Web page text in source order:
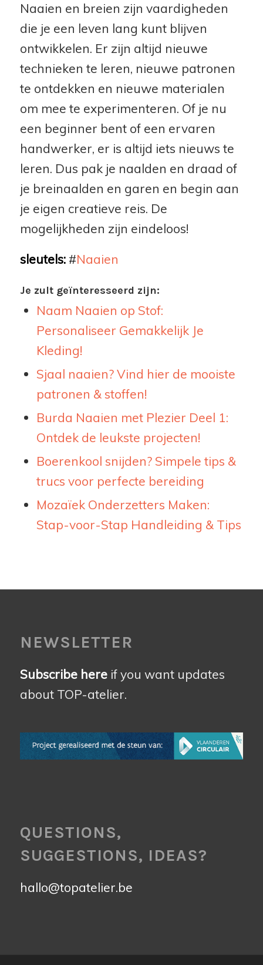
Naaien en breien zijn vaardigheden
die je een leven lang kunt blijven
ontwikkelen. Er zijn altijd nieuwe
technieken te leren, nieuwe patronen
te ontdekken en nieuwe materialen
om mee te experimenteren. Of je nu
een beginner bent of een ervaren
handwerker, er is altijd iets nieuws te
leren. Dus pak je naalden en draad of
je breinaalden en garen en begin aan
je eigen creatieve reis. De
mogelijkheden zijn eindeloos!
sleutels:#Naaien
Je zult geïnteresseerd zijn:
Naam Naaien op Stof:
Personaliseer Gemakkelijk Je
Kleding!
Sjaal naaien? Vind hier de mooiste
patronen & stoffen!
Burda Naaien met Plezier Deel 1:
Ontdek de leukste projecten!
Boerenkool snijden? Simpele tips &
trucs voor perfecte bereiding
Mozaïek Onderzetters Maken:
Stap-voor-Stap Handleiding & Tips
NEWSLETTER
Subscribe hereif you want updates
about TOP-atelier.
QUESTIONS,
SUGGESTIONS, IDEAS?
hallo@topatelier.be